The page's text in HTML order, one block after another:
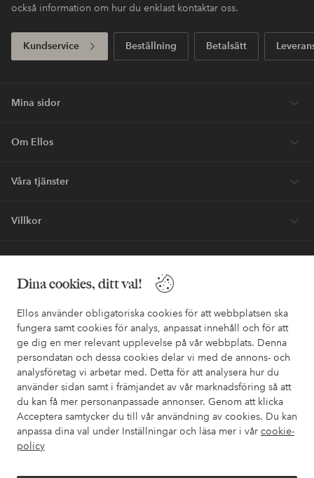
Dina cookies, ditt val!
Ellos använder obligatoriska cookies för att webbplatsen ska
fungera samt cookies för analys, anpassat innehåll och för att
ge dig en mer relevant upplevelse på vår webbplats. Denna
persondatan och dessa cookies delar vi med de annons- och
analysföretag vi arbetar med. Detta för att analysera hur du
använder sidan samt i främjandet av vår marknadsföring så att
du kan få mer personanpassade annonser. Genom att klicka
Acceptera samtycker du till vår användning av cookies. Du kan
anpassa dina val under Inställningar och läsa mer i vår cookie-
policy
också information om hur du enklast kontaktar oss.
Kundservice Beställning Betalsätt
Mina sidor
Om Ellos
Våra tjänster
Villkor
Vänner
Säkra betalningar - Betala direkt eller dela upp
Vill du veta mer om våra betalalternativ?
elpy elpy